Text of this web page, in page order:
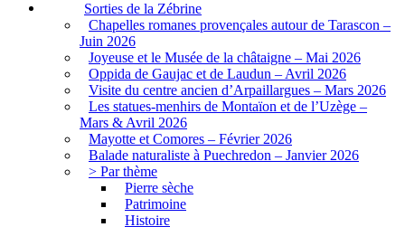
Sorties de la Zébrine
Chapelles romanes provençales autour de Tarascon –
Juin 2026
Joyeuse et le Musée de la châtaigne – Mai 2026
Oppida de Gaujac et de Laudun – Avril 2026
Visite du centre ancien d’Arpaillargues – Mars 2026
Les statues-menhirs de Montaïon et de l’Uzège –
Mars & Avril 2026
Mayotte et Comores – Février 2026
Balade naturaliste à Puechredon – Janvier 2026
> Par thème
Pierre sèche
Patrimoine
Histoire